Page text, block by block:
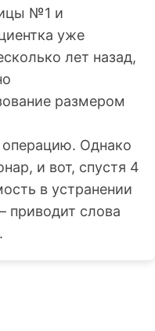
№1 и
уже
лет назад,
размером
операцию. Однако
и вот, спустя 4
в устранении
приводит слова